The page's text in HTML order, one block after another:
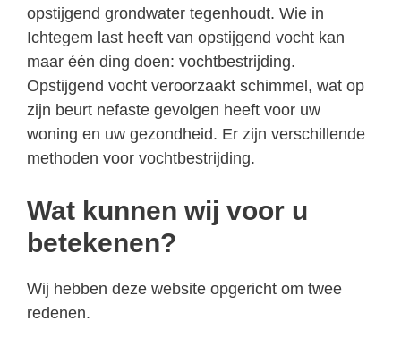
opstijgend grondwater tegenhoudt. Wie in
Ichtegem last heeft van opstijgend vocht kan
maar één ding doen: vochtbestrijding.
Opstijgend vocht veroorzaakt schimmel, wat op
zijn beurt nefaste gevolgen heeft voor uw
woning en uw gezondheid. Er zijn verschillende
methoden voor vochtbestrijding.
Wat kunnen wij voor u
betekenen?
Wij hebben deze website opgericht om twee
redenen.